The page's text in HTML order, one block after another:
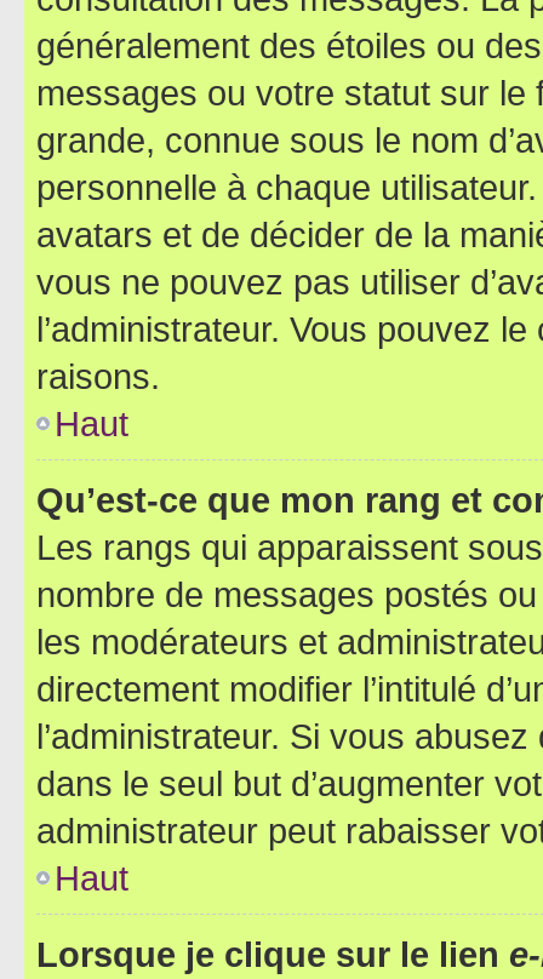
généralement des étoiles ou
messages ou votre statut sur
grande, connue sous le nom
personnelle à chaque utilisateur.
avatars et de décider de la
vous ne pouvez pas utiliser
l’administrateur. Vous pouvez
raisons.
Haut
Qu’est-ce que mon rang et
Les rangs qui apparaissent
nombre de messages postés
les modérateurs et
directement modifier l’intitulé
l’administrateur. Si vous
dans le seul but d’augmenter
administrateur peut rabaisser
Haut
Lorsque je clique sur le lien